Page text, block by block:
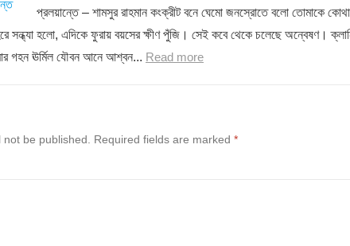
প্রলয়ান্তে – শামসুর রাহমান কংক্রীট বনে ঘেমো জনস্রোতে বলো তোমাকে
সন্ধ্যা হলো, এদিকে ফুরায় বয়সের ক্ষীণ পুঁজি। সেই কবে থেকে চলেছে অন্বেষণ।
গহন ঊর্মিল যৌবন আনে আশ্বন... Read more
be published. Required fields are marked *